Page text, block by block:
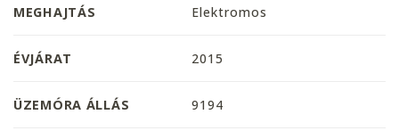
MEGHAJTÁS Elektromos
ÉVJÁRAT 2015
ÜZEMÓRA ÁLLÁS 9194